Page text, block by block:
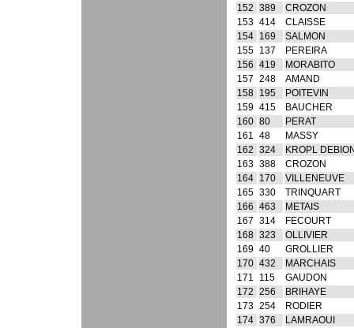
152 389
CROZON
153 414
CLAISSE
154 169
SALMON
155 137
PEREIRA
156 419
MORABITO
157 248
AMAND
158 195
POITEVIN
159 415
BAUCHER
160 80
PERAT
161 48
MASSY
162 324
KROPL
163 388
CROZON
164 170
VILLENEUVE
165 330
TRINQUART
166 463
METAIS
167 314
FECOURT
168 323
OLLIVIER
169 40
GROLLIER
170 432
MARCHAIS
171
115
GAUDON
172 256
BRIHAYE
173 254
RODIER
174 376
LAMRAOUI